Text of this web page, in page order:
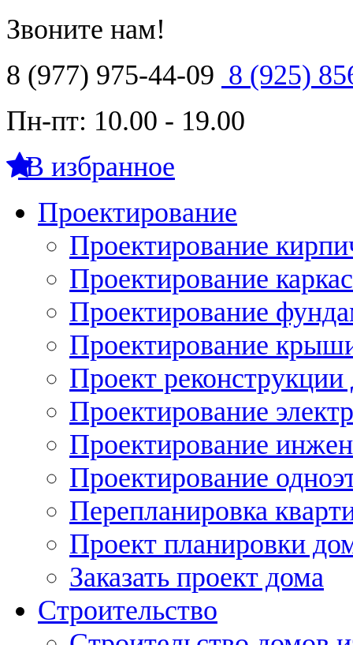
Звоните нам!
8 (977) 975-44-09 8 (925)
Пн-пт: 10.00 - 19.00
В избранное
Проектирование
Проектирование
Проектирование
Проектирование
Проектирование
Проект реконструкции
Проектирование
Проектирование
Проектирование
Перепланировка
Проект планировки
Заказать проект дома
Строительство